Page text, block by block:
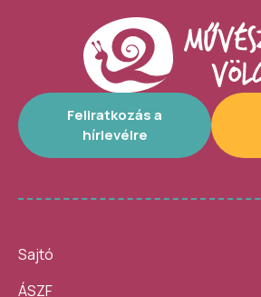
Feliratkozás a
hírlevélre
Sajtó
ÁSZF